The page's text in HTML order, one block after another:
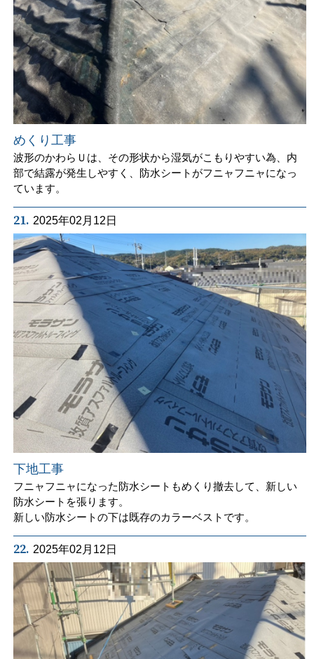
めくり工事
波形のかわらＵは、その形状から湿気がこもりやすい為、内
部で結露が発生しやすく、防水シートがフニャフニャになっ
ています。
21. 2025年02月12日
下地工事
フニャフニャになった防水シートもめくり撤去して、新しい
防水シートを張ります。
新しい防水シートの下は既存のカラーベストです。
22. 2025年02月12日